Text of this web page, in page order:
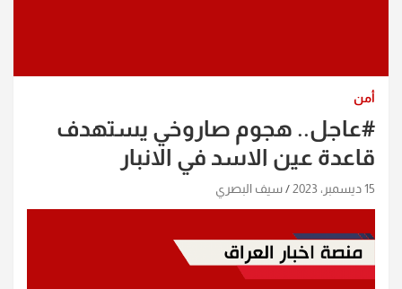
أمن
#عاجل.. هجوم صاروخي يستهدف
قاعدة عين الاسد في الانبار
15 ديسمبر، 2023 سيف البصري